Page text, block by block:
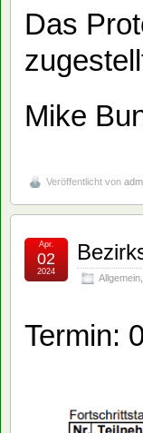
Das
Mike
Veröffentlicht von
Allgemein,
Apr.
02
2024
Termin: